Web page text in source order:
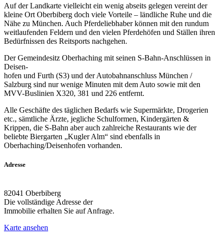
Auf der Landkarte vielleicht ein wenig abseits gelegen vereint der
kleine Ort Oberbiberg doch viele Vorteile – ländliche Ruhe und die
Nähe zu München. Auch Pferdeliebhaber können mit den rundum
weitlaufenden Feldern und den vielen Pferdehöfen und Ställen ihren
Bedürfnissen des Reitsports nachgehen.
Der Gemeindesitz Oberhaching mit seinen S-Bahn-Anschlüssen in
Deisen-
hofen und Furth (S3) und der Autobahnanschluss München /
Salzburg sind nur wenige Minuten mit dem Auto sowie mit den
MVV-Buslinien X320, 381 und 226 entfernt.
Alle Geschäfte des täglichen Bedarfs wie Supermärkte, Drogerien
etc., sämtliche Ärzte, jegliche Schulformen, Kindergärten &
Krippen, die S-Bahn aber auch zahlreiche Restaurants wie der
beliebte Biergarten „Kugler Alm“ sind ebenfalls in
Oberhaching/Deisenhofen vorhanden.
Adresse
82041 Oberbiberg
Die vollständige Adresse der
Immobilie erhalten Sie auf Anfrage.
Karte ansehen